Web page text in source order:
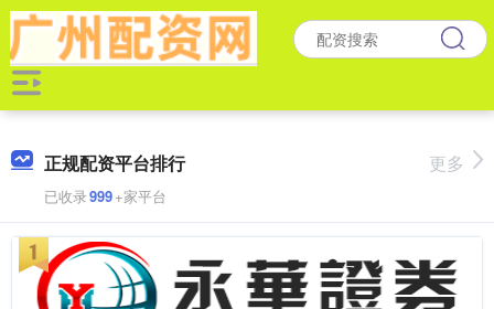
正规配资平台排行
已收录999+家平台
更多